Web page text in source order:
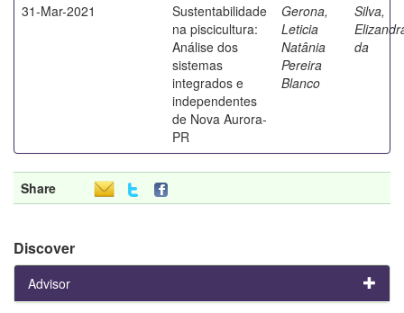
31-Mar-2021
Sustentabilidade
na piscicultura:
Análise dos
sistemas
integrados e
independentes
de Nova Aurora-
PR
Gerona,
Leticia
Natânia
Pereira
Blanco
Silva,
da
Share
Discover
Advisor